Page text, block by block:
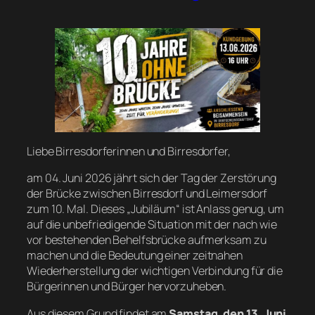
Liebe Birresdorferinnen und Birresdorfer,
am 04. Juni 2026 jährt sich der Tag der Zerstörung
der Brücke zwischen Birresdorf und Leimersdorf
zum 10. Mal. Dieses „Jubiläum“ ist Anlass genug, um
auf die unbefriedigende Situation mit der nach wie
vor bestehenden Behelfsbrücke aufmerksam zu
machen und die Bedeutung einer zeitnahen
Wiederherstellung der wichtigen Verbindung für die
Bürgerinnen und Bürger hervorzuheben.